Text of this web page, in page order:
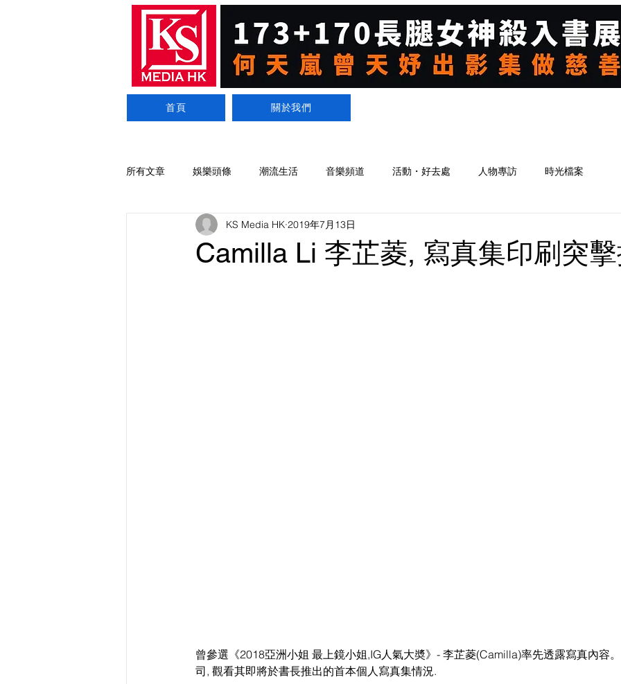
首頁 關於我們
所有文章 娛樂頭條 潮流生活 音樂頻道 活動・好去處 人物專訪 時光檔案
Camilla Li 李芷菱, 寫真集印刷突
KS Media HK 2019年7月13日
曾參選《2018亞洲小姐 最上鏡小姐,IG人氣大奬》- 李芷菱(Camilla)率先透露寫真內容
司, 觀看其即將於書長推出的首本個人寫真集情況.